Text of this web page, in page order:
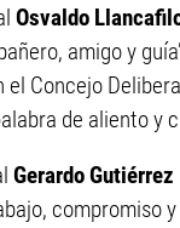
Osvaldo
amigo y
Concejo
de aliento y
Gerardo Gutiérrez
compromiso